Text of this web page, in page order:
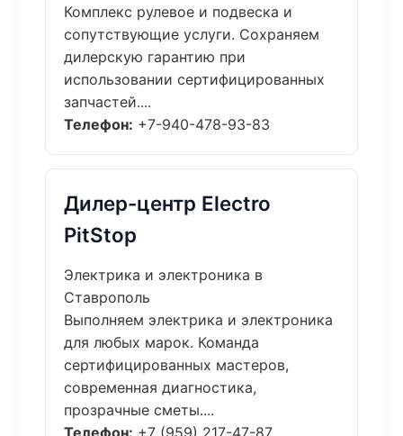
Комплекс рулевое и подвеска и
сопутствующие услуги. Сохраняем
дилерскую гарантию при
использовании сертифицированных
запчастей....
Телефон: +7-940-478-93-83
Дилер-центр Electro
PitStop
Электрика и электроника в
Ставрополь
Выполняем электрика и электроника
для любых марок. Команда
сертифицированных мастеров,
современная диагностика,
прозрачные сметы....
Телефон: +7 (959) 217-47-87